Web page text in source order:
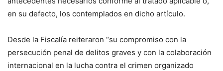
en su defecto, los contemplados en dicho artículo.
Desde la Fiscalía reiteraron “su compromiso con la
persecución penal de delitos graves y con la colaboración
internacional en la lucha contra el crimen organizado